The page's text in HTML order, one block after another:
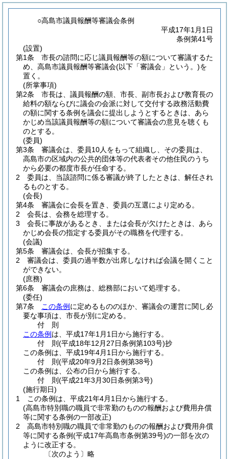
○高島市議員報酬等審議会条例
平成17年1月1日
条例第41号
(設置)
第1条
市長の諮問に応じ議員報酬等の額について審議するた
め、高島市議員報酬等審議会(以下「審議会」という。)を
置く。
(所掌事項)
第2条
市長は、議員報酬の額、市長、副市長および教育長の
給料の額ならびに議会の会派に対して交付する政務活動費
の額に関する条例を議会に提出しようとするときは、あら
かじめ当該議員報酬等の額について審議会の意見を聴くも
のとする。
(委員)
第3条
審議会は、委員10人をもって組織し、その委員は、
高島市の区域内の公共的団体等の代表者その他住民のうち
から必要の都度市長が任命する。
2
委員は、当該諮問に係る審議が終了したときは、解任され
るものとする。
(会長)
第4条
審議会に会長を置き、委員の互選により定める。
2
会長は、会務を総理する。
3
会長に事故があるとき、または会長が欠けたときは、あら
かじめ会長の指定する委員がその職務を代理する。
(会議)
第5条
審議会は、会長が招集する。
2
審議会は、委員の過半数が出席しなければ会議を開くこと
ができない。
(庶務)
第6条
審議会の庶務は、総務部において処理する。
(委任)
第7条
この条例 に定めるもののほか、審議会の運営に関し必
要な事項は、市長が別に定める。
付 則
この条例 は、平成17年1月1日から施行する。
付 則(平成18年12月27日条例第103号)抄
この条例は、平成19年4月1日から施行する。
付 則(平成20年9月2日条例第38号)
この条例は、公布の日から施行する。
付 則(平成21年3月30日条例第3号)
(施行期日)
1
この条例は、平成21年4月1日から施行する。
(高島市特別職の職員で非常勤のものの報酬および費用弁償
等に関する条例の一部改正)
2
高島市特別職の職員で非常勤のものの報酬および費用弁償
等に関する条例(平成17年高島市条例第39号)の一部を次の
ように改正する。
〔次のよう〕略